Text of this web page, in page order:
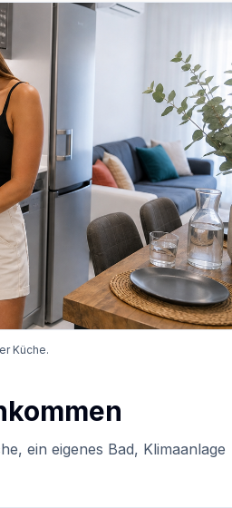
Küche.
ein eigenes Bad, Klimaanlage